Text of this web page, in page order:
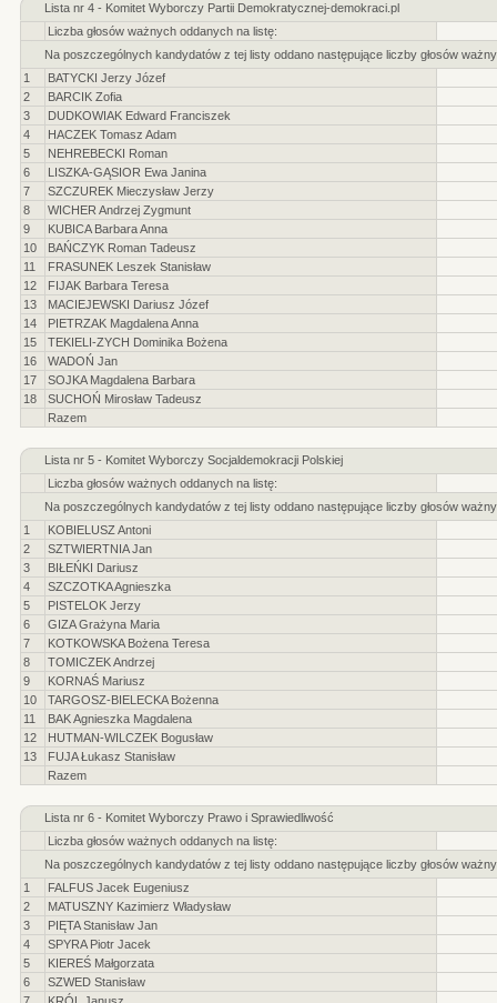
Lista nr 4 - Komitet Wyborczy Partii Demokratycznej-demokraci.pl
Liczba głosów ważnych oddanych na listę:
Na poszczególnych kandydatów z tej listy oddano następujące liczby głosów
1
BATYCKI Jerzy Józef
2
BARCIK Zofia
3
DUDKOWIAK Edward Franciszek
4
HACZEK Tomasz Adam
5
NEHREBECKI Roman
6
LISZKA-GĄSIOR Ewa Janina
7
SZCZUREK Mieczysław Jerzy
8
WICHER Andrzej Zygmunt
9
KUBICA Barbara Anna
10
BAŃCZYK Roman Tadeusz
11
FRASUNEK Leszek Stanisław
12
FIJAK Barbara Teresa
13
MACIEJEWSKI Dariusz Józef
14
PIETRZAK Magdalena Anna
15
TEKIELI-ZYCH Dominika Bożena
16
WADOŃ Jan
17
SOJKA Magdalena Barbara
18
SUCHOŃ Mirosław Tadeusz
Razem
Lista nr 5 - Komitet Wyborczy Socjaldemokracji Polskiej
Liczba głosów ważnych oddanych na listę:
Na poszczególnych kandydatów z tej listy oddano następujące liczby głosów
1
KOBIELUSZ Antoni
2
SZTWIERTNIA Jan
3
BIŁEŃKI Dariusz
4
SZCZOTKA Agnieszka
5
PISTELOK Jerzy
6
GIZA Grażyna Maria
7
KOTKOWSKA Bożena Teresa
8
TOMICZEK Andrzej
9
KORNAŚ Mariusz
10
TARGOSZ-BIELECKA Bożenna
11
BAK Agnieszka Magdalena
12
HUTMAN-WILCZEK Bogusław
13
FUJA Łukasz Stanisław
Razem
Lista nr 6 - Komitet Wyborczy Prawo i Sprawiedliwość
Liczba głosów ważnych oddanych na listę:
Na poszczególnych kandydatów z tej listy oddano następujące liczby głosów
1
FALFUS Jacek Eugeniusz
2
MATUSZNY Kazimierz Władysław
3
PIĘTA Stanisław Jan
4
SPYRA Piotr Jacek
5
KIEREŚ Małgorzata
6
SZWED Stanisław